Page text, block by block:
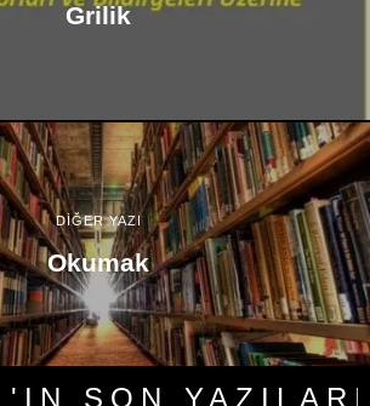
Grilik
DİĞER YAZI
Okumak
'IN SON YAZILARI